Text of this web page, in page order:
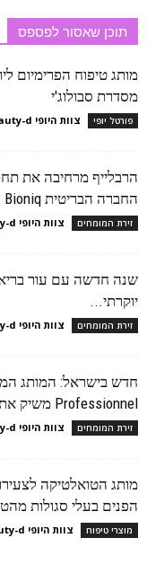
תוכן שאסור לפספס
מותג טיפוח הפרימיום
מסדרת סבולוג'י
פורטל יופי צוות היופי beauty-d
הרבלייף מרחיבה את
החברה הבריטית Bioniq המתמחה...
זירת המומחים צוות היופי beauty-d
שנה חדשה עם עור
יוקרתי...
זירת המומחים צוות היופי beauty-d
Professionnel משיק את הדור החדש של...
זירת המומחים צוות היופי beauty-d
הפנים בעלי סגולות
מוצרי טיפוח צוות היופי beauty-d